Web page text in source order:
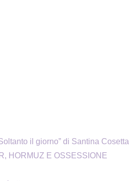
il giorno” di Santina Cosetta
HORMUZ E OSSESSIONE